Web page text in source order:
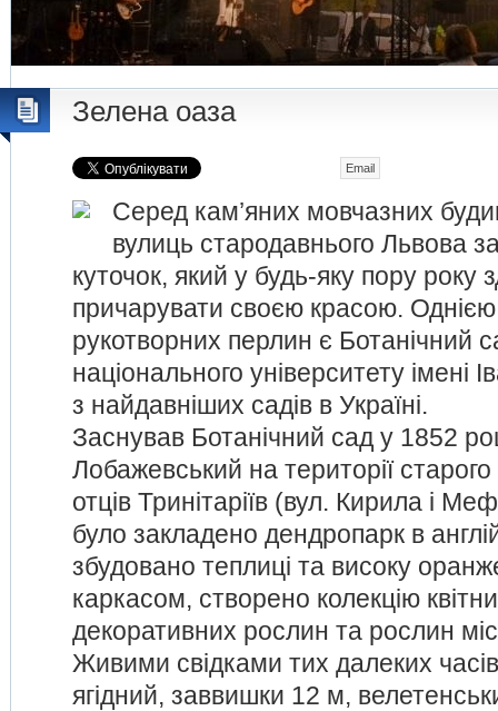
Зелена оаза
Email
Серед кам’яних мовчазних
вулиць стародавнього Львова
куточок, який у будь-яку пору року
причарувати своєю красою. Однією
рукотворних перлин є Ботанічний
національного університету імені
з найдавніших садів в Україні.
Заснував Ботанічний сад у 1852
Лобажевський на території
отців Тринітаріїв (вул. Кирила і
було закладено дендропарк в
збудовано теплиці та високу
каркасом, створено колекцію
декоративних рослин та рослин
Живими свідками тих далеких часів
ягідний, заввишки 12 м,